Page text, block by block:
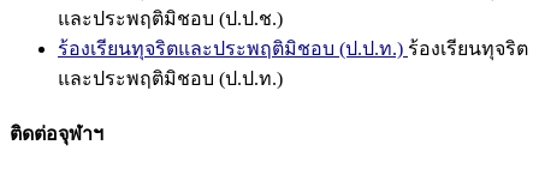
และประพฤติมิชอบ (ป.ป.ช.)
ร้องเรียนทุจริตและประพฤติมิชอบ (ป.ป.ท.) ร้องเรียนทุจริต
และประพฤติมิชอบ (ป.ป.ท.)
ติดต่อจุฬาฯ